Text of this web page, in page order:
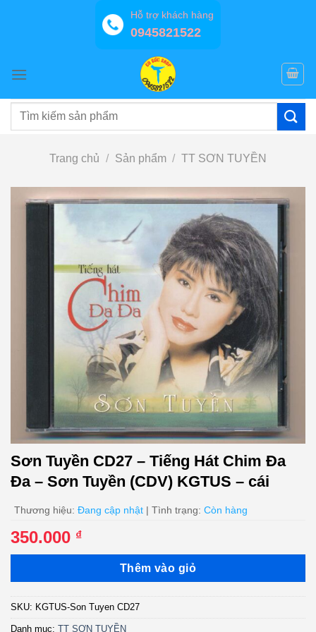
Hỗ trợ khách hàng
0945821522
Tìm
Trang chủ / Sản phẩm / TT SƠN TUYỀN
Sơn Tuyền CD27 – Tiếng Hát Chim Đa
Đa – Sơn Tuyền (CDV) KGTUS – cái
Thương hiệu: Đang cập nhật | Tình trạng: Còn hàng
350.000 ₫
Thêm vào giỏ
SKU: KGTUS-Son Tuyen CD27
Danh mục: TT SƠN TUYỀN